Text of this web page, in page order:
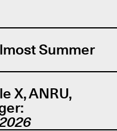
Summer
X, ANRU,